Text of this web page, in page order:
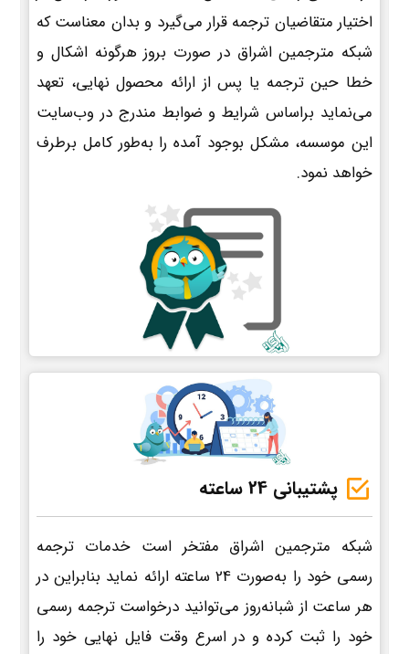
اختیار متقاضیان ترجمه قرار می‌گیرد و بدان معناست که
شبکه مترجمین اشراق در صورت بروز هرگونه اشکال و
خطا حین ترجمه یا پس از ارائه محصول نهایی، تعهد
می‌نماید براساس شرایط و ضوابط مندرج در وب‌سایت
این موسسه، مشکل بوجود آمده را به‌طور کامل برطرف
خواهد نمود.
پشتیبانی 24 ساعته
شبکه مترجمین اشراق مفتخر است خدمات ترجمه
رسمی خود را به‌صورت 24 ساعته ارائه نماید بنابراین در
هر ساعت از شبانه‌روز می‌توانید درخواست ترجمه رسمی
خود را ثبت کرده و در اسرع وقت فایل نهایی خود را